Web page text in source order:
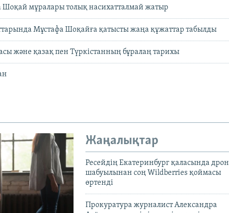
Шоқай мұралары толық насихатталмай жатыр
Мұстафа Шоқайға қатысты жаңа құжаттар табылды
және қазақ пен Түркістанның бұралаң тарихы
Жаңалықтар
Ресейдің Екатеринбург қаласында дрон
шабуылынан соң Wildberries қоймасы
өртенді
Прокуратура журналист Александра